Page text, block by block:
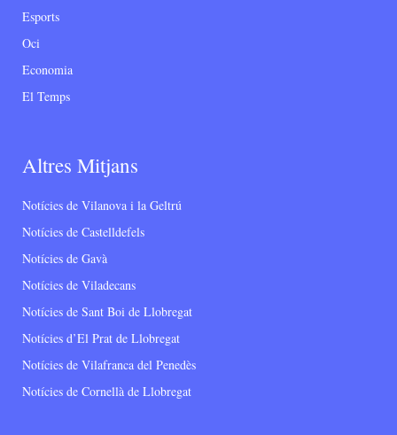
Esports
Oci
Economia
El Temps
Altres Mitjans
Notícies de Vilanova i la Geltrú
Notícies de Castelldefels
Notícies de Gavà
Notícies de Viladecans
Notícies de Sant Boi de Llobregat
Notícies d’El Prat de Llobregat
Notícies de Vilafranca del Penedès
Notícies de Cornellà de Llobregat